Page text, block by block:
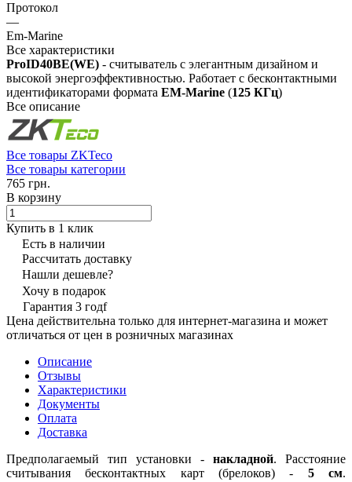
Протокол
—
Em-Marine
Все характеристики
ProID40BE(WE) - считыватель с элегантным дизайном и
высокой энергоэффективностью. Работает с бесконтактными
идентификаторами формата EM-Marine (125 КГц)
Все описание
Все товары ZKTeco
Все товары категории
765 грн.
В корзину
Купить в 1 клик
Есть в наличии
Рассчитать доставку
Нашли дешевле?
Хочу в подарок
Гарантия 3 годf
Цена действительна только для интернет-магазина и может
отличаться от цен в розничных магазинах
Описание
Отзывы
Характеристики
Документы
Оплата
Доставка
Предполагаемый тип установки - накладной. Расстояние
считывания бесконтактных карт (брелоков) - 5 см.